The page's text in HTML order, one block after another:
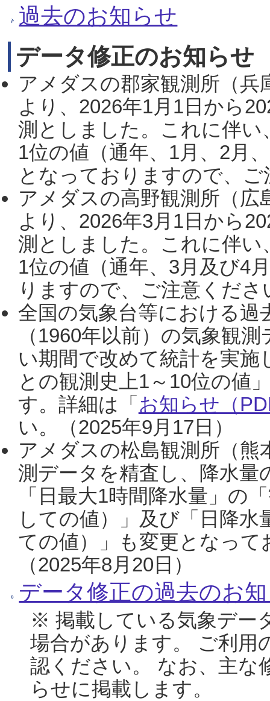
過去のお知らせ
データ修正のお知らせ
アメダスの郡家観測所（
より、2026年1月1日から
測としました。これに伴い
1位の値（通年、1月、2月
となっておりますので、
アメダスの高野観測所（
より、2026年3月1日から
測としました。これに伴い
1位の値（通年、3月及び4
りますので、ご注意くだ
全国の気象台等における過
（1960年以前）の気象観
い期間で改めて統計を実
との観測史上1～10位の値
す。詳細は「 お知らせ（
い。（2025年9月17日）
アメダスの松島観測所（熊
測データを精査し、降水
「日最大1時間降水量」の
しての値）」及び「日降
ての値）」も変更となっ
（2025年8月20日）
データ修正の過去のお
※ 掲載している気象デー
場合があります。 ご利用
認ください。 なお、主な
らせに掲載します。